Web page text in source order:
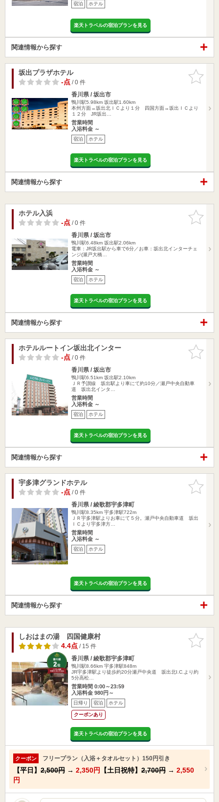
宿泊 ホテル
楽天トラベルの宿泊プランを見る
関連情報から探す
お気に入
りに追加
坂出プラザホテル
-点/ 0 件
香川県 / 坂出市
鴨川駅5.98km 坂出駅1.60km
本州方面→坂出北ＩＣより１分 四国方面→坂出ＩＣより
１２分 JR坂出…
営業時間
入浴料金 ～
宿泊 ホテル
楽天トラベルの宿泊プランを見る
関連情報から探す
お気に入
りに追加
ホテル入浜
-点/ 0 件
香川県 / 坂出市
鴨川駅6.48km 坂出駅2.06km
電車：JR坂出駅から車で6分／お車：坂出北インターチェ
ンジ(瀬戸大橋…
営業時間
入浴料金 ～
宿泊 ホテル
楽天トラベルの宿泊プランを見る
関連情報から探す
お気に入
りに追加
ホテルルートイン坂出北インター
-点/ 0 件
香川県 / 坂出市
鴨川駅6.51km 坂出駅2.10km
ＪＲ予讃線 坂出駅より車にて約10分／瀬戸中央自動車
道 坂出北インタ…
営業時間
入浴料金 ～
宿泊 ホテル
楽天トラベルの宿泊プランを見る
関連情報から探す
お気に入
りに追加
宇多津グランドホテル
-点/ 0 件
香川県 / 綾歌郡宇多津町
鴨川駅8.35km 宇多津駅722m
ＪＲ宇多津駅よりお車にて５分。瀬戸中央自動車道 坂出
ＩＣより宇多津方…
営業時間
入浴料金 ～
宿泊 ホテル
楽天トラベルの宿泊プランを見る
関連情報から探す
お気に入
りに追加
しおはまの湯 四国健康村
4.4点/ 15 件
香川県 / 綾歌郡宇多津町
鴨川駅8.66km 宇多津駅848m
JR宇多津駅より徒歩約20分瀬戸中央道 坂出北I.C.より約
5分高松…
営業時間 0:00～23:59
入浴料金 980円～
日帰り 宿泊 ホテル
クーポンあり
楽天トラベルの宿泊プランを見る
クーポン フリープラン（入浴＋タオルセット）150円引き
【平日】 2,500円 → 2,350円 【土日祝特】 2,700円 → 2,550
円